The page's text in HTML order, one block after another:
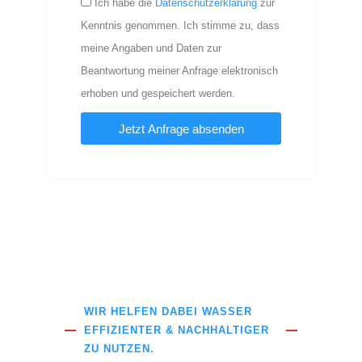
Ich habe die Datenschutzerklärung zur
Kenntnis genommen. Ich stimme zu, dass
meine Angaben und Daten zur
Beantwortung meiner Anfrage elektronisch
erhoben und gespeichert werden.
Jetzt Anfrage absenden
tWIR HELFEN DABEI WASSER
EFFIZIENTER & NACHHALTIGER
ZU NUTZEN.